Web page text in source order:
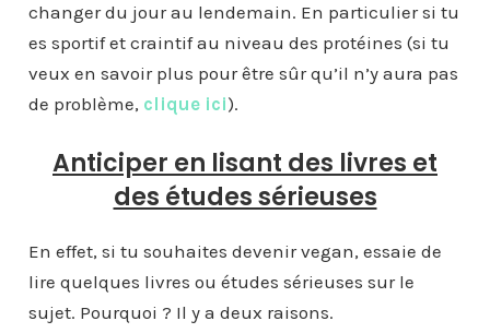
changer du jour au lendemain. En particulier si tu
es sportif et craintif au niveau des protéines (si tu
veux en savoir plus pour être sûr qu’il n’y aura pas
de problème, clique ici).
Anticiper en lisant des livres et
des études sérieuses
En effet, si tu souhaites devenir vegan, essaie de
lire quelques livres ou études sérieuses sur le
sujet. Pourquoi ? Il y a deux raisons.